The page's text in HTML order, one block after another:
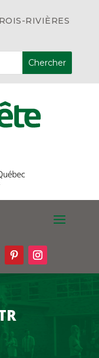
RIVIÈRES